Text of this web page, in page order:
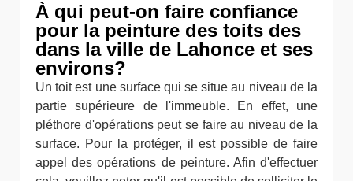
À qui peut-on faire confiance
pour la peinture des toits des
dans la ville de Lahonce et ses
environs?
Un toit est une surface qui se situe au niveau de la
partie supérieure de l'immeuble. En effet, une
pléthore d'opérations peut se faire au niveau de la
surface. Pour la protéger, il est possible de faire
appel des opérations de peinture. Afin d'effectuer